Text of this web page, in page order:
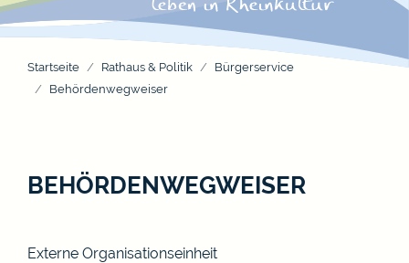
Startseite Rathaus & Politik
Bürgerservice
Behördenwegweiser
BEHÖRDENWEGWEISER
Externe Organisationseinheit